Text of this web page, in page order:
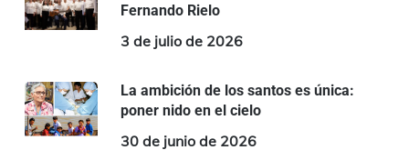
Fernando Rielo
3 de julio de 2026
La ambición de los santos es única:
poner nido en el cielo
30 de junio de 2026